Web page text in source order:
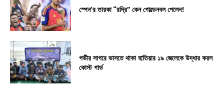
স্পেন’র তারকা “রদ্রি” কেন গোল্ডেনবল পেলেন!
গভীর সাগরে ভাসতে থাকা হাতিয়ার ১৯ জেলেকে উদ্ধার করল
কোস্ট গার্ড